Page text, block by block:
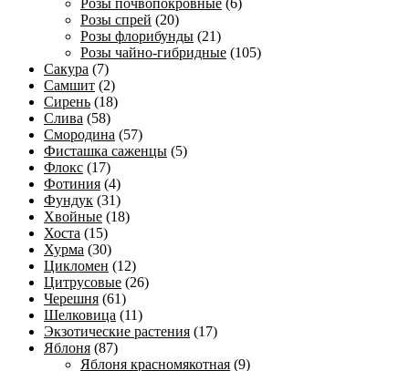
Розы почвопокровные (6)
Розы спрей (20)
Розы флорибунды (21)
Розы чайно-гибридные (105)
Сакура (7)
Самшит (2)
Сирень (18)
Слива (58)
Смородина (57)
Фисташка саженцы (5)
Флокс (17)
Фотиния (4)
Фундук (31)
Хвойные (18)
Хоста (15)
Хурма (30)
Цикломен (12)
Цитрусовые (26)
Черешня (61)
Шелковица (11)
Экзотические растения (17)
Яблоня (87)
Яблоня красномякотная (9)